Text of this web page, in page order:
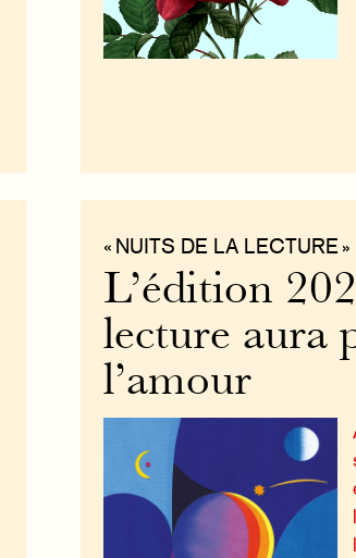
« NUITS DE LA LECTURE »
L’édition
lecture aura
l’amour